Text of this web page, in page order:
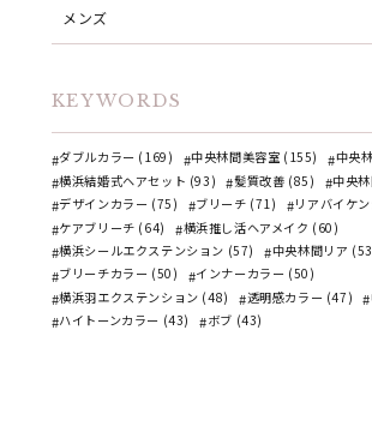
メンズ
KEYWORDS
ダブルカラー (169) 中央林間美容室 (155)
中央
横浜結婚式ヘアセット (93)
髪質改善 (85)
中央
デザインカラー (75)
ブリーチ (71)
リアバイケ
ケアブリーチ (64)
横浜推し活ヘアメイク (60)
横浜シールエクステンション (57)
中央林間リア
ブリーチカラー (50)
インナーカラー (50)
横浜羽エクステンション (48)
透明感カラー (47)
ハイトーンカラー (43)
ボブ (43)